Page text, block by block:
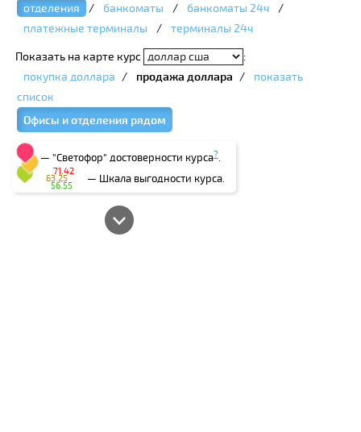
отделения
/ банкоматы / банкоматы 24ч
/
платежные терминалы
/ терминалы 24ч
Показать на карте курс
:
покупка доллара / продажа доллара /
показать
список
Офисы и отделения рядом
— "Светофор" достоверности курса?.
— Шкала выгодности курса.
56.55
63.25
71.42